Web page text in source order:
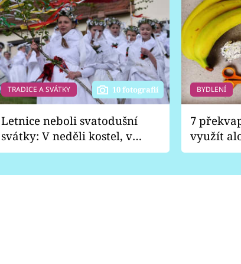
TRADICE A SVÁTKY 10 fotografií
Letnice neboli svatodušní
svátky: V neděli kostel, v
pondělí zábava
BYDLENÍ
7
využít